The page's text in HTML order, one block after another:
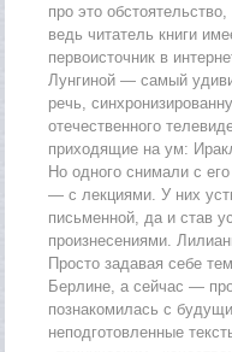
про это
ведь читатель книги
первоисточник в
Лунгиной — самый
речь,
отечественного
приходящие на ум:
Но одного снимали с
— с лекциями. У них
письменной, да и став
произнесениями.
Просто задавая себе
Берлине, а сейчас —
познакомилась с
неподготовленные